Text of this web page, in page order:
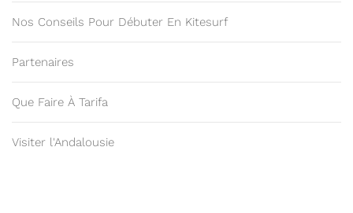
Nos Conseils Pour Débuter En Kitesurf
Partenaires
Que Faire À Tarifa
Visiter l'Andalousie